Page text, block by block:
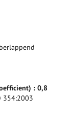
: 0,8
354:2003